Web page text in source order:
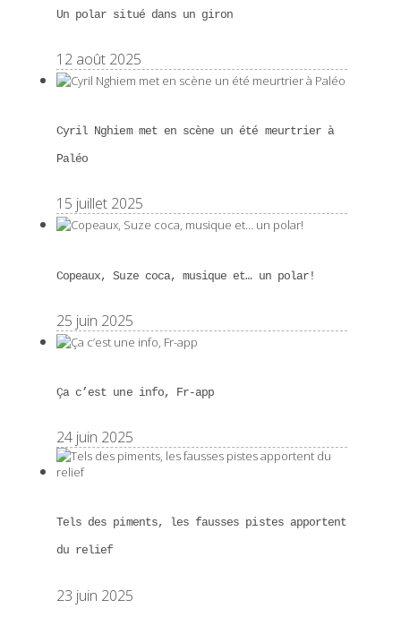
Un polar situé dans un giron
12 août 2025
Cyril Nghiem met en scène un été meurtrier à
Paléo
15 juillet 2025
Copeaux, Suze coca, musique et… un polar!
25 juin 2025
Ça c’est une info, Fr-app
24 juin 2025
Tels des piments, les fausses pistes apportent
du relief
23 juin 2025